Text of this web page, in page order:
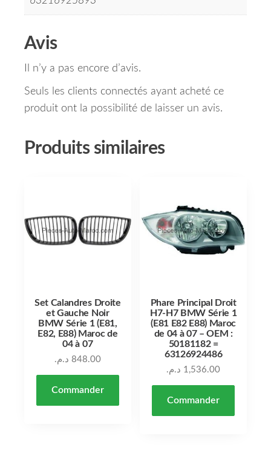
Avis
Il n’y a pas encore d’avis.
Seuls les clients connectés ayant acheté ce
produit ont la possibilité de laisser un avis.
Produits similaires
Set Calandres Droite
et Gauche Noir
BMW Série 1 (E81,
E82, E88) Maroc de
04 à 07
848.00 د.م.
Commander
Phare Principal Droit
H7-H7 BMW Série 1
(E81 E82 E88) Maroc
de 04 à 07 – OEM :
50181182 =
63126924486
1,536.00 د.م.
Commander